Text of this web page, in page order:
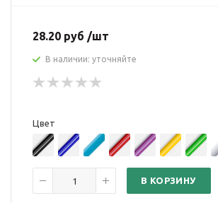
28.20 руб /шт
В наличии: уточняйте
Цвет
В КОРЗИНУ